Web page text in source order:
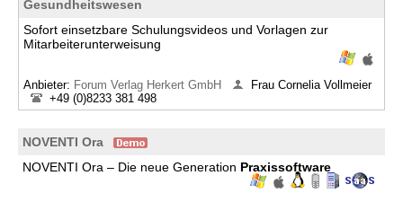
Gesundheitswesen
Sofort einsetzbare Schulungsvideos und Vorlagen zur
Mitarbeiterunterweisung
Anbieter: Forum Verlag Herkert GmbH
Frau Cornelia Vollmeier
+49 (0)8233 381 498
NOVENTI Ora
NOVENTI Ora – Die neue Generation Praxissoftware